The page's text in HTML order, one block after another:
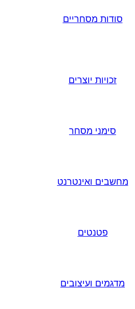
סודות מסחריים
זכויות יוצרים
סימני מסחר
מחשבים ואינטרנט
פטנטים
מדגמים ועיצובים